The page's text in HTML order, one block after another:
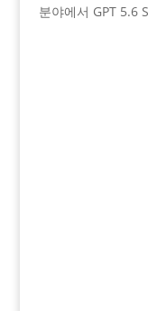
분야에서 GPT 5.6